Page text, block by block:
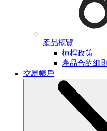
產品概覽
槓桿政策
產品合約細則
交易帳戶